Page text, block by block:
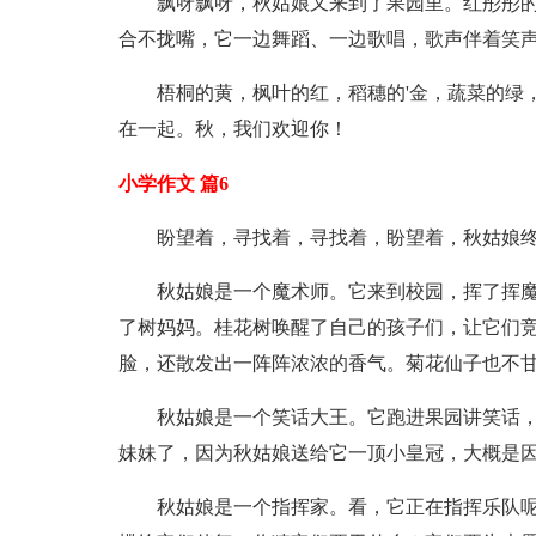
合不拢嘴，它一边舞蹈、一边歌唱，歌声伴着笑
梧桐的黄，枫叶的红，稻穗的'金，蔬菜的绿
在一起。秋，我们欢迎你！
小学作文 篇6
盼望着，寻找着，寻找着，盼望着，秋姑娘
秋姑娘是一个魔术师。它来到校园，挥了挥
了树妈妈。桂花树唤醒了自己的孩子们，让它们
脸，还散发出一阵阵浓浓的香气。菊花仙子也不
秋姑娘是一个笑话大王。它跑进果园讲笑话
妹妹了，因为秋姑娘送给它一顶小皇冠，大概是
秋姑娘是一个指挥家。看，它正在指挥乐队